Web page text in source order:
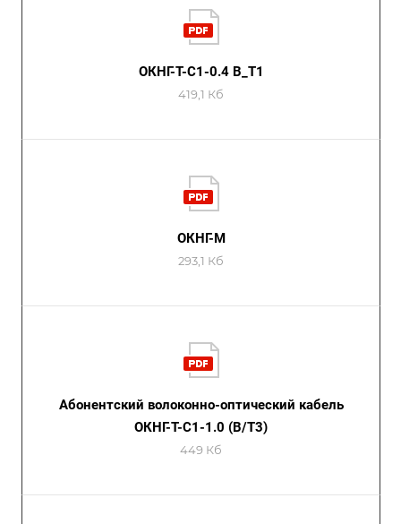
ОКНГ-Т-С1-0.4 В_Т1
419,1 Кб
ОКНГ-М
293,1 Кб
Абонентский волоконно-оптический кабель
ОКНГ-Т-С1-1.0 (В/Т3)
449 Кб